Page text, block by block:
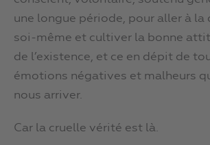
une longue période, pour aller à la
soi-même et cultiver la bonne
de l’existence, et ce en dépit de
émotions négatives et malheurs
nous arriver.
Car la cruelle vérité est là.